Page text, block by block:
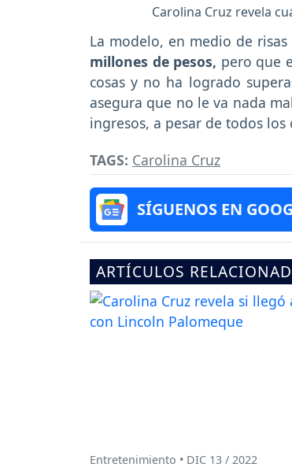
Carolina Cruz revela
La modelo, en medio de
millones de pesos, pero que
cosas y no ha logrado
asegura que no le va nada
ingresos, a pesar de todos
TAGS: Carolina Cruz
SÍGUENOS EN
ARTÍCULOS
Entretenimiento • DIC 13 / 2022